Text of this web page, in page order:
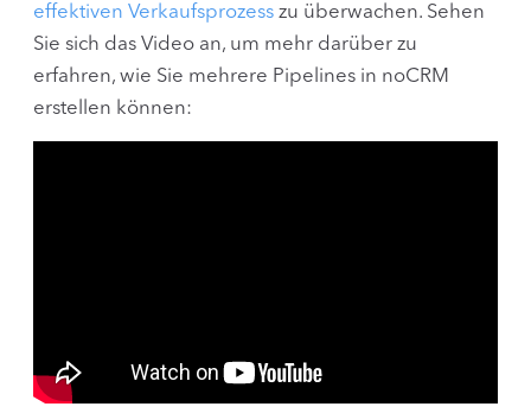
effektiven Verkaufsprozess zu überwachen. Sehen
Sie sich das Video an, um mehr darüber zu
erfahren, wie Sie mehrere Pipelines in noCRM
erstellen können: